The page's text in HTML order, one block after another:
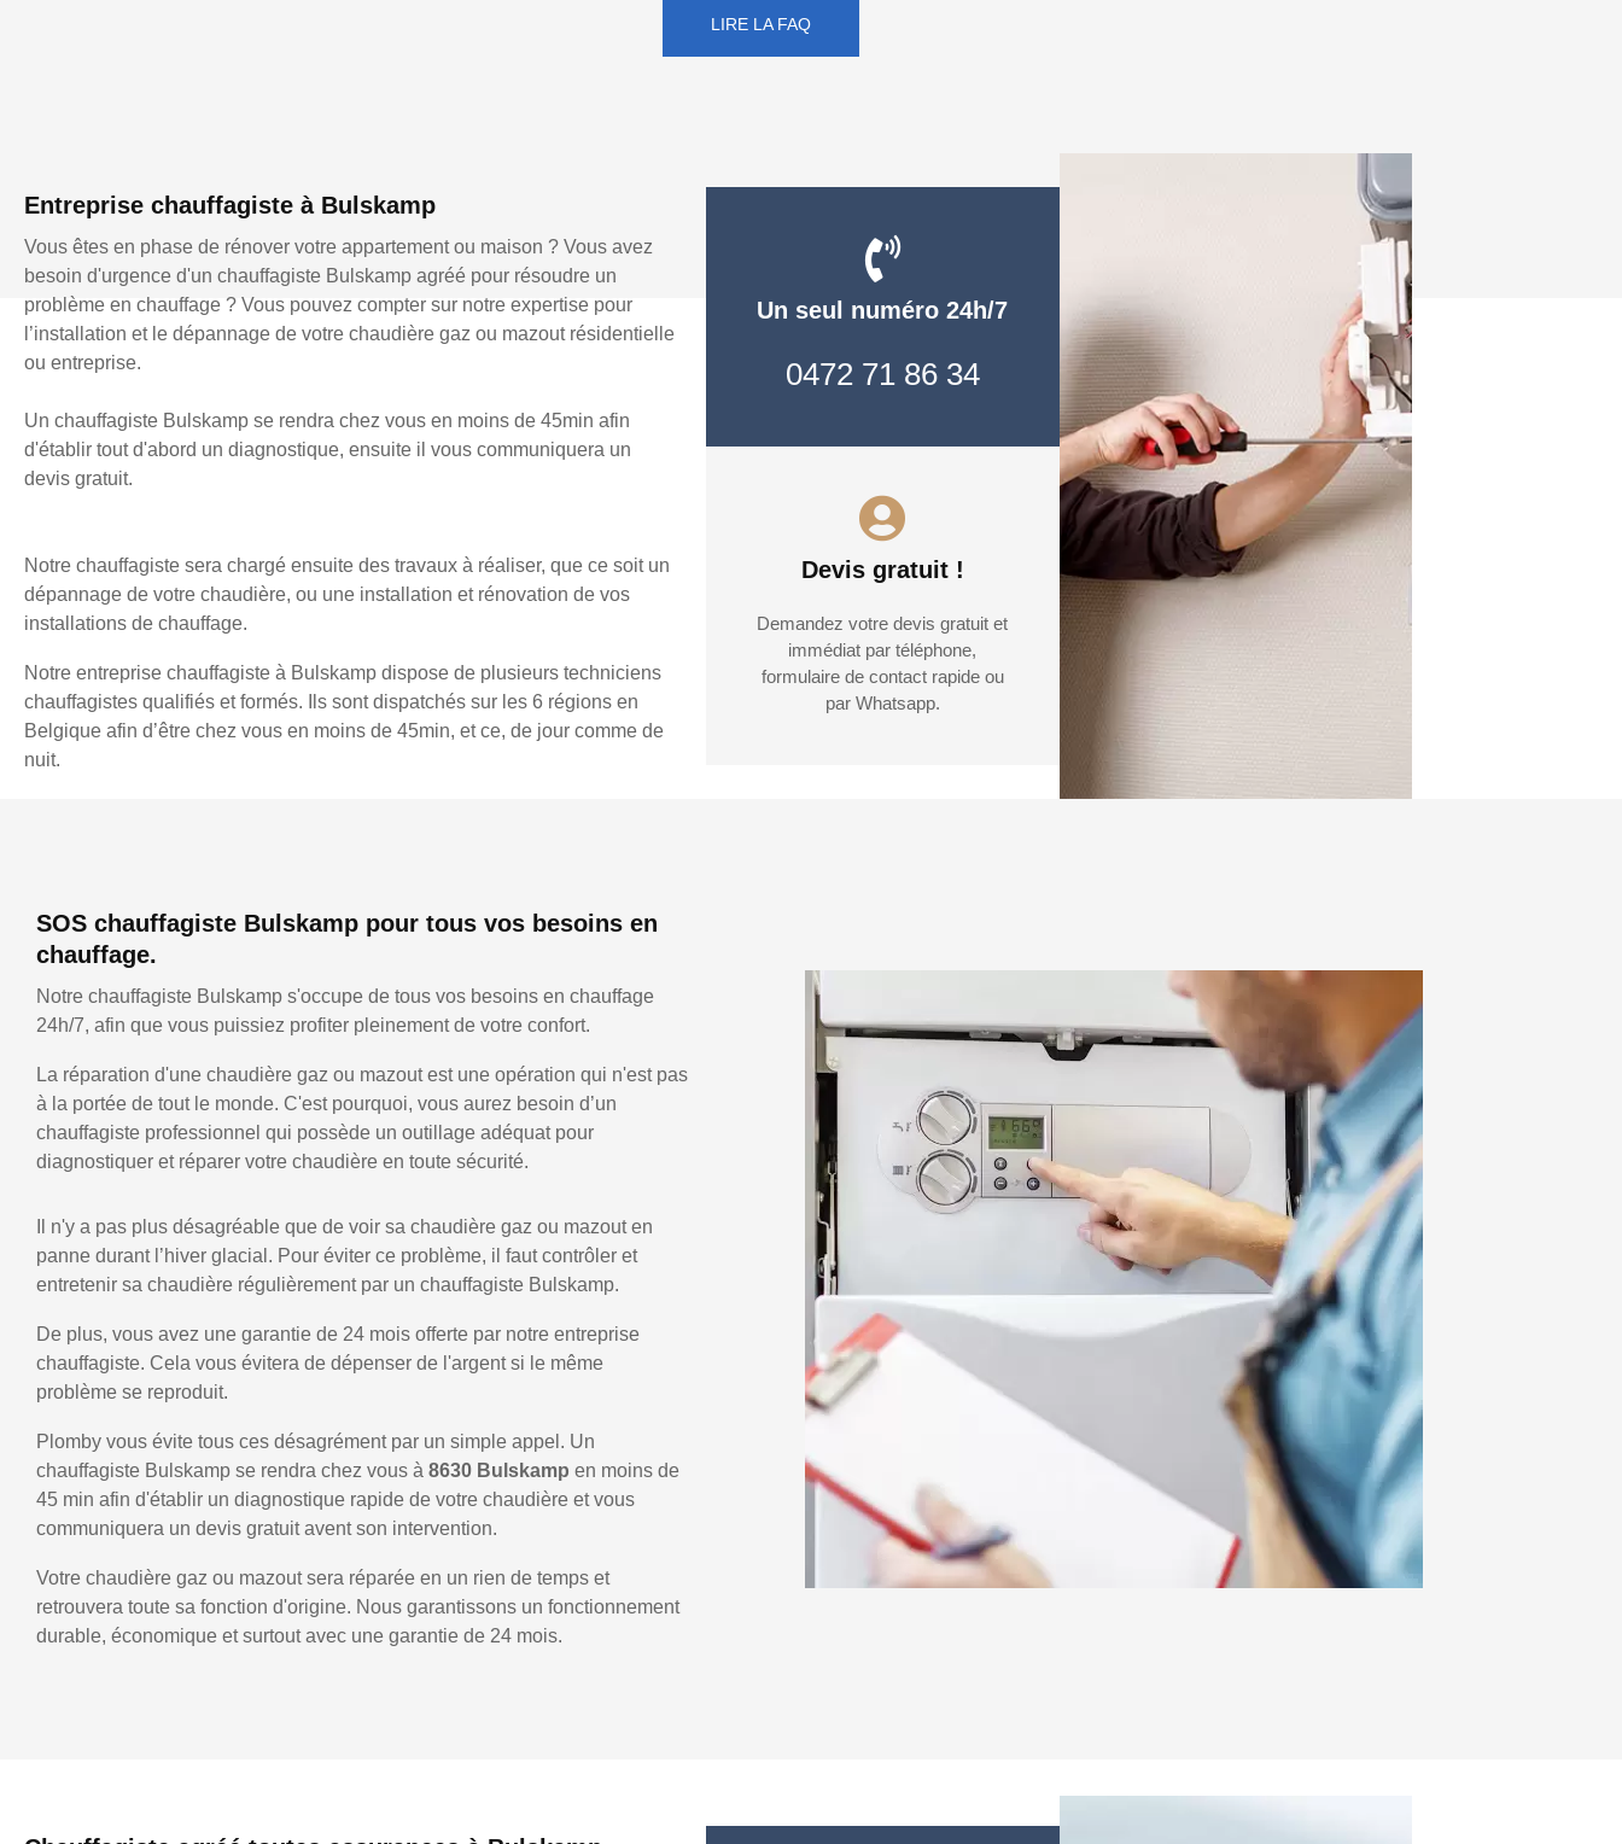
LIRE LA FAQ
Entreprise chauffagiste à Bulskamp
Vous êtes en phase de rénover votre appartement ou maison ? Vous avez
besoin d'urgence d'un chauffagiste Bulskamp agréé pour résoudre un
problème en chauffage ? Vous pouvez compter sur notre expertise pour
l’installation et le dépannage de votre chaudière gaz ou mazout résidentielle
ou entreprise.
Un chauffagiste Bulskamp se rendra chez vous en moins de 45min afin
d'établir tout d'abord un diagnostique, ensuite il vous communiquera un
devis gratuit.
Notre chauffagiste sera chargé ensuite des travaux à réaliser, que ce soit un
dépannage de votre chaudière, ou une installation et rénovation de vos
installations de chauffage.
Notre entreprise chauffagiste à Bulskamp dispose de plusieurs techniciens
chauffagistes qualifiés et formés. Ils sont dispatchés sur les 6 régions en
Belgique afin d’être chez vous en moins de 45min, et ce, de jour comme de
nuit.
Un seul numéro 24h/7
0472 71 86 34
Devis gratuit !
Demandez votre devis gratuit et
immédiat par téléphone,
formulaire de contact rapide ou
par Whatsapp.
SOS chauffagiste Bulskamp pour tous vos besoins en
chauffage.
Notre chauffagiste Bulskamp s'occupe de tous vos besoins en chauffage
24h/7, afin que vous puissiez profiter pleinement de votre confort.
La réparation d'une chaudière gaz ou mazout est une opération qui n'est pas
à la portée de tout le monde. C'est pourquoi, vous aurez besoin d’un
chauffagiste professionnel qui possède un outillage adéquat pour
diagnostiquer et réparer votre chaudière en toute sécurité.
Il n'y a pas plus désagréable que de voir sa chaudière gaz ou mazout en
panne durant l’hiver glacial. Pour éviter ce problème, il faut contrôler et
entretenir sa chaudière régulièrement par un chauffagiste Bulskamp.
De plus, vous avez une garantie de 24 mois offerte par notre entreprise
chauffagiste. Cela vous évitera de dépenser de l'argent si le même
problème se reproduit.
Plomby vous évite tous ces désagrément par un simple appel. Un
chauffagiste Bulskamp se rendra chez vous à 8630 Bulskamp en moins de
45 min afin d'établir un diagnostique rapide de votre chaudière et vous
communiquera un devis gratuit avent son intervention.
Votre chaudière gaz ou mazout sera réparée en un rien de temps et
retrouvera toute sa fonction d'origine. Nous garantissons un fonctionnement
durable, économique et surtout avec une garantie de 24 mois.